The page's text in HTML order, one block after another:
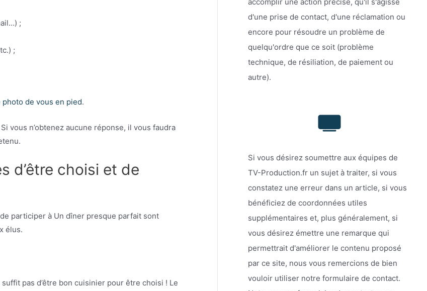
;
;
de vous en pied.
vous n’obtenez aucune réponse, il vous faudra
d’être choisi et de
participer à Un dîner presque parfait sont
élus.
pas d’être bon cuisinier pour être choisi ! Le
d'une prise de contact, d'une réclamation ou
encore pour résoudre un problème de
quelqu'ordre que ce soit (problème
technique, de résiliation, de paiement ou
autre).
Si vous désirez soumettre aux équipes de
TV-Production.fr un sujet à traiter, si vous
constatez une erreur dans un article, si vous
bénéficiez de coordonnées utiles
supplémentaires et, plus généralement, si
vous désirez émettre une remarque qui
permettrait d'améliorer le contenu proposé
par ce site, nous vous remercions de bien
vouloir utiliser notre formulaire de contact.